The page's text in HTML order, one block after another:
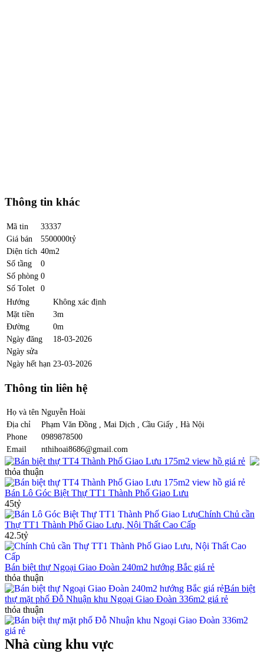
Thông tin khác
Mã tin
33337
Giá bán
5500000tỷ
Diện tích 40m2
Số tầng
0
Số phòng 0
Số Tolet
0
Hướng
Không xác định
Mặt tiền
3m
Đường
0m
Ngày đăng
18-03-2026
Ngày sửa
Ngày hết hạn 23-03-2026
Thông tin liên hệ
Họ và tên Nguyễn Hoài
Địa chỉ
Phạm Văn Đồng , Mai Dịch , Cầu Giấy , Hà Nội
Phone
0989878500
Email
nthihoai8686@gmail.com
Bán biệt thự TT4 Thành Phố Giao Lưu 175m2 view hồ giá rẻ
thỏa thuận
Bán Lô Góc Biệt Thự TT1 Thành Phố Giao Lưu
45tỷ
Chính Chủ cần
Thự TT1 Thành Phố Giao Lưu, Nội Thất Cao Cấp
42.5tỷ
Bán biệt thự Ngoại Giao Đoàn 240m2 hướng Bắc giá rẻ
thỏa thuận
Bán biệt
thự mặt phố Đỗ Nhuận khu Ngoại Giao Đoàn 336m2 giá rẻ
thỏa thuận
Nhà cùng khu vực